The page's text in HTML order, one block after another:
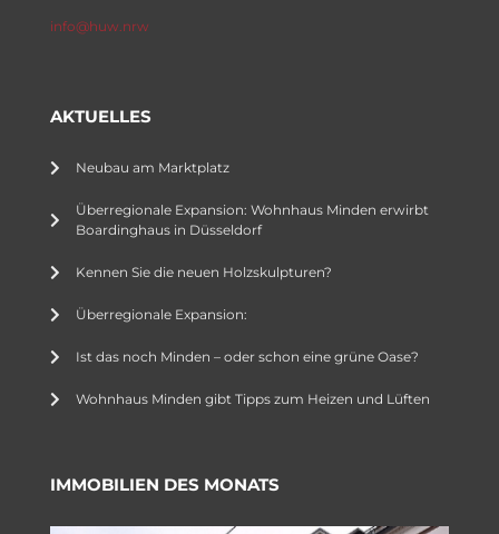
info@huw.nrw
AKTUELLES
Neubau am Marktplatz
Überregionale Expansion: Wohnhaus Minden erwirbt
Boardinghaus in Düsseldorf
Kennen Sie die neuen Holzskulpturen?
Überregionale Expansion:
Ist das noch Minden – oder schon eine grüne Oase?
Wohnhaus Minden gibt Tipps zum Heizen und Lüften
IMMOBILIEN DES MONATS